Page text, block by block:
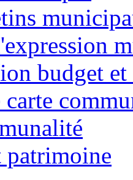
budget
patrimoine